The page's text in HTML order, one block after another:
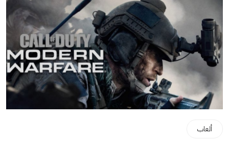
ألعاب